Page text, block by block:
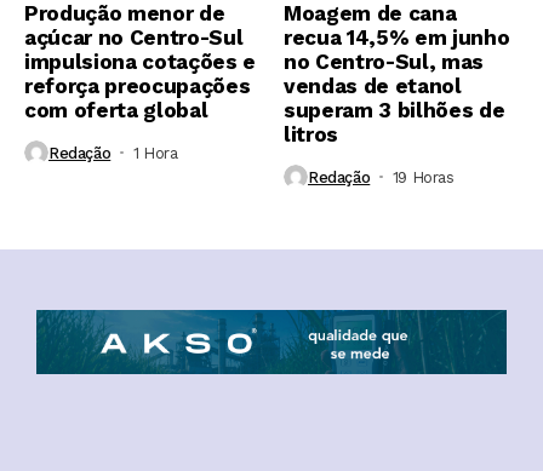
Produção menor de
açúcar no Centro-Sul
impulsiona cotações e
reforça preocupações
com oferta global
Redação 1 Hora ⁮
Moagem de cana
recua 14,5% em junho
no Centro-Sul, mas
vendas de etanol
superam 3 bilhões de
litros
Redação 19 Horas ⁮